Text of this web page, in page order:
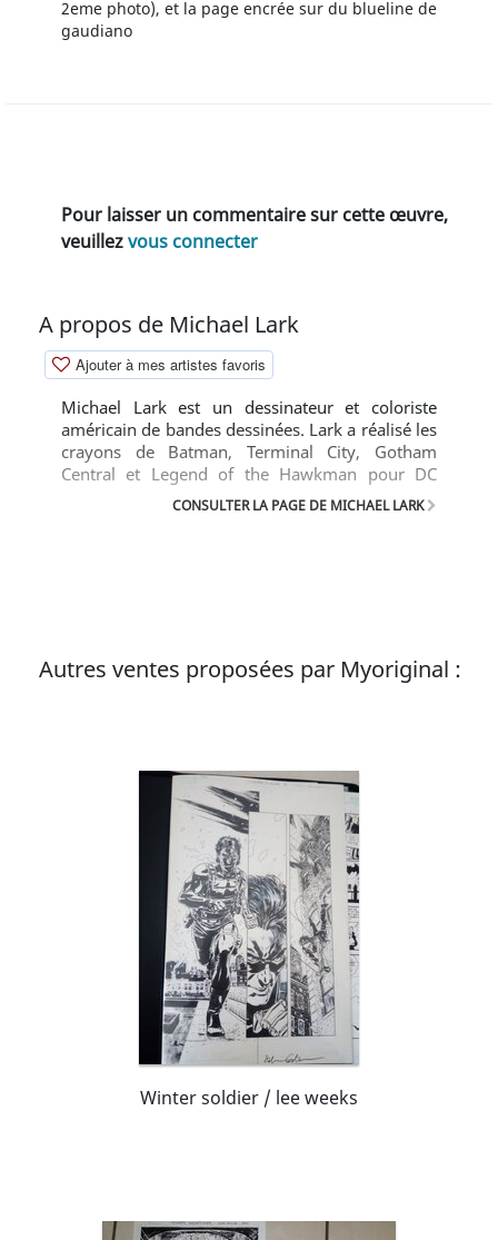
2eme photo), et la page encrée sur du blueline de
gaudiano
Pour laisser un commentaire sur cette œuvre,
veuillezvous connecter
A propos de Michael Lark
Ajouter à mes artistes favoris
Michael Lark est un dessinateur et coloriste
américain de bandes dessinées. Lark a réalisé les
crayons de Batman, Terminal City, Gotham
Central et Legend of the Hawkman pour DC
Comics, ainsi que ceux de The Pulse et Captain
America pour Marvel Comics. Il a créé Lazarus
CONSULTER LA PAGE DE MICHAEL LARK
Autres ventes proposées par Myoriginal :
Winter soldier / lee weeks